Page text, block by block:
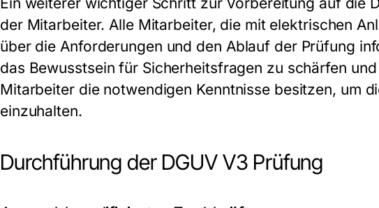
der Mitarbeiter. Alle Mitarbeiter, die mit elektrischen
über die Anforderungen und den Ablauf der Prüfung
das Bewusstsein für Sicherheitsfragen zu schärfen
Mitarbeiter die notwendigen Kenntnisse besitzen, um
einzuhalten.
Durchführung der DGUV V3 Prüfung